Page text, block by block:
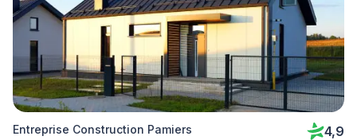
Entreprise Construction Pamiers 4,9